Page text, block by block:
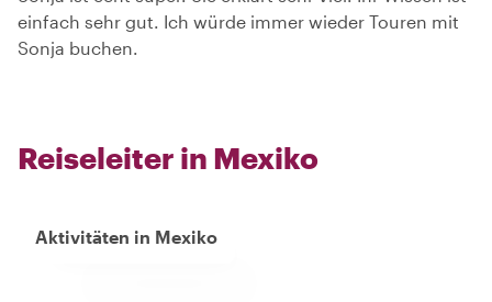
einfach sehr gut. Ich würde immer wieder Touren mit
Sonja buchen.
Reiseleiter in Mexiko
Aktivitäten in Mexiko